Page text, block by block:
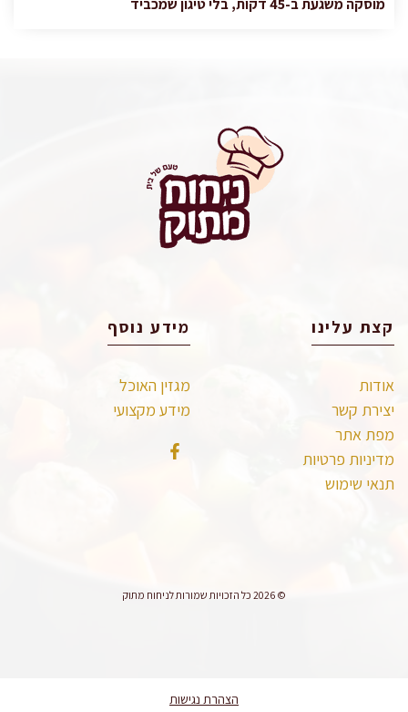
מוסקה משגעת ב-45 דקות, בלי טיגון שמכביד
קצת עלינו
אודות
יצירת קשר
מפת אתר
מדיניות פרטיות
תנאי שימוש
מידע נוסף
מגזין האוכל
מידע מקצועי
© 2026 כל הזכויות שמורות לניחוח מתוק
הצהרת נגישות